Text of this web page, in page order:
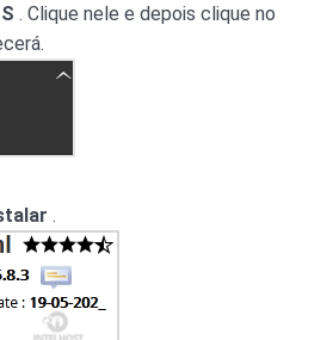
. Clique nele e depois clique no
.